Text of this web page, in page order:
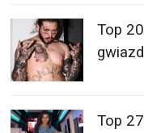
Top
gwiazd
Top